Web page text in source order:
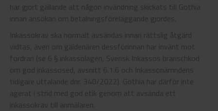
har gjort gällande att någon invändning skickats till Gothia
innan ansökan om betalningsföreläggande gjordes.
Inkassokrav ska normalt avsändas innan rättslig åtgärd
vidtas, även om gäldenären dessförinnan har invänt mot
fordran (se 6 § inkassolagen, Svensk Inkassos branschkod
om god inkassosed, avsnitt 6.1.6 och Inkassonämndens
tidigare uttalande dnr. 340/2022). Gothia har därför inte
agerat i strid med god etik genom att avsända ett
inkassokrav till anmälaren.